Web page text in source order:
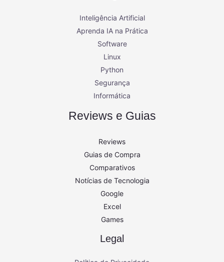
Inteligência Artificial
Aprenda IA na Prática
Software
Linux
Python
Segurança
Informática
Reviews e Guias
Reviews
Guias de Compra
Comparativos
Notícias de Tecnologia
Google
Excel
Games
Legal